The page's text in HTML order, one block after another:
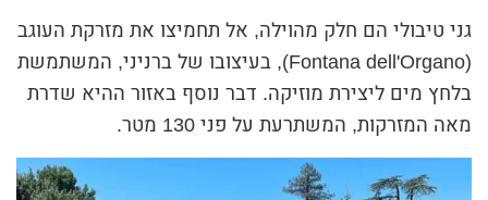
גני טיבולי הם חלק מהוילה, אל תחמיצו את מזרקת העוגב
(Fontana dell'Organo), בעיצובו של ברניני, המשתמשת
בלחץ מים ליצירת מוזיקה. דבר נוסף באזור ההיא שדרת
מאה המזרקות, המשתרעת על פני 130 מטר.